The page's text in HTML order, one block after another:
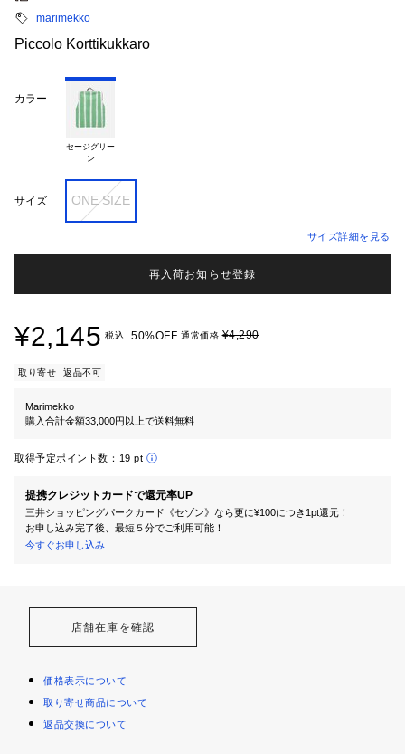
marimekko
Piccolo Korttikukkaro
カラー
セージグリー
サイズ ONE SIZE
サイズ詳細を見る
再入荷お知らせ登録
¥2,145 税込 50%OFF 通常価格¥4,290
取り寄せ 返品不可
Marimekko
購入合計金額33,000円以上で送料無料
取得予定ポイント数： 19 pt
提携クレジットカードで還元率UP
三井ショッピングパークカード《セゾン》なら更に¥100につき1pt還元！
お申し込み完了後、最短５分でご利用可能！
今すぐお申し込み
店舗在庫を確認
価格表示について
取り寄せ商品について
返品交換について